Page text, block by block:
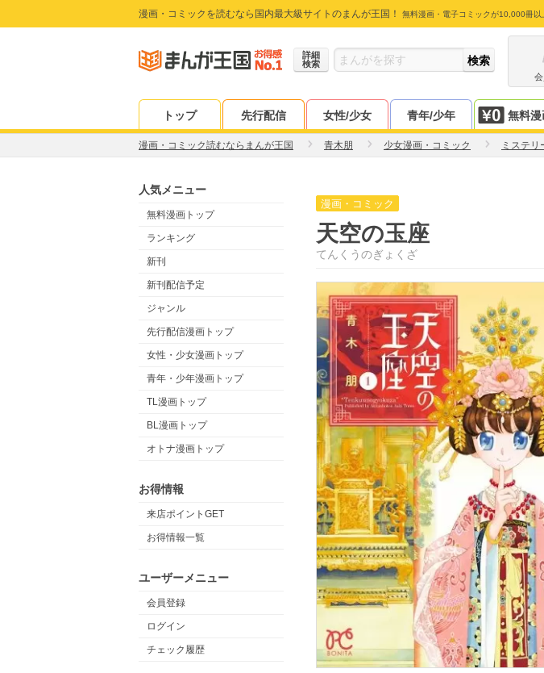
漫画・コミックを読むなら国内最大級サイトのまんが王国！ 無料漫画・電子コミックが10,000冊以
詳細
検索
トップ 先行配信 女性/少女 青年/少年 無料漫
漫画・コミック読むならまんが王国 青木朋 少女漫画・コミック ミステリ
人気メニュー
無料漫画トップ
ランキング
新刊
新刊配信予定
ジャンル
先行配信漫画トップ
女性・少女漫画トップ
青年・少年漫画トップ
TL漫画トップ
BL漫画トップ
オトナ漫画トップ
お得情報
来店ポイントGET
お得情報一覧
ユーザーメニュー
会員登録
ログイン
チェック履歴
漫画・コミック
天空の玉座
てんくうのぎょくざ